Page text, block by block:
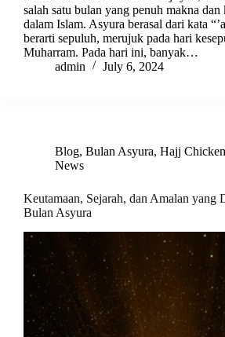
salah satu bulan yang penuh makna dan
dalam Islam. Asyura berasal dari kata
berarti sepuluh, merujuk pada hari
Muharram. Pada hari ini, banyak…
admin
July 6, 2024
Blog, Bulan Asyura, Hajj
News
Keutamaan, Sejarah, dan Amalan yang
Bulan Asyura